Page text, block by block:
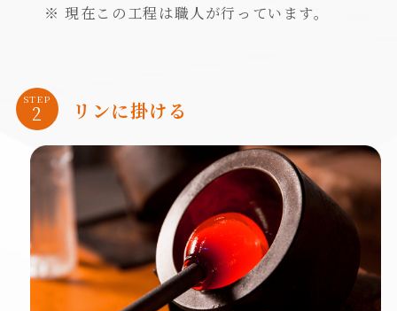
※ 現在この工程は職人が行っています。
STEP リンに掛ける